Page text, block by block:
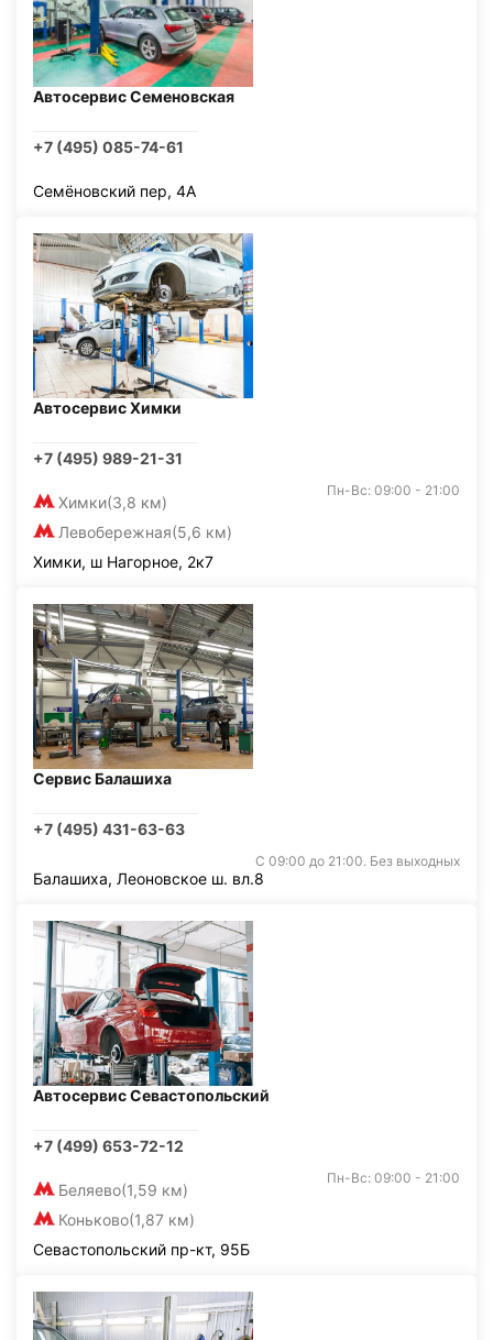
Автосервис Семеновская
+7 (495) 085-74-61
Семёновский пер, 4А
Автосервис Химки
+7 (495) 989-21-31
Химки(3,8 км)
Левобережная(5,6 км)
Пн-Вс: 09:00 - 21:00
Химки, ш Нагорное, 2к7
Сервис Балашиха
+7 (495) 431-63-63
С 09:00 до 21:00. Без выходных
Балашиха, Леоновское ш. вл.8
Автосервис Севастопольский
+7 (499) 653-72-12
Беляево(1,59 км)
Коньково(1,87 км)
Пн-Вс: 09:00 - 21:00
Севастопольский пр-кт, 95Б